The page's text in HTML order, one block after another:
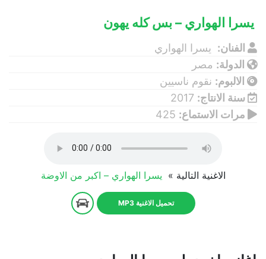
يسرا الهواري – بس كله يهون
الفنان: يسرا الهواري
الدولة: مصر
الالبوم: نقوم ناسيين
سنة الانتاج: 2017
مرات الاستماع:
الاغنية التالية » يسرا الهواري – اكبر من الاوضة
تحميل الاغنية MP3